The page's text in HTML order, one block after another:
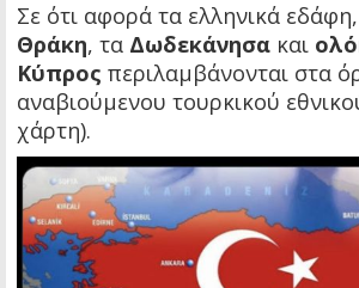
Σε ότι αφορά τα ελληνικά
Θράκη, τα Δωδεκάνησα και
Κύπρος περιλαμβάνονται στα
αναβιούμενου τουρκικού
χάρτη).